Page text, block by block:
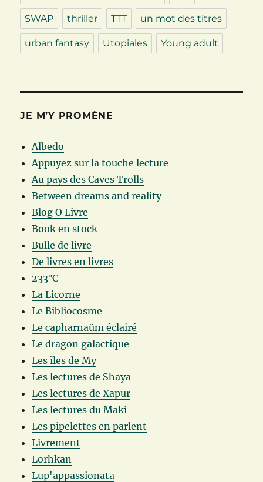
SWAP thriller TTT un mot des titres
urban fantasy Utopiales Young adult
JE M’Y PROMÈNE
Albedo
Appuyez sur la touche lecture
Au pays des Caves Trolls
Between dreams and reality
Blog O Livre
Book en stock
Bulle de livre
De livres en livres
233°C
La Licorne
Le Bibliocosme
Le capharnaüm éclairé
Le dragon galactique
Les îles de My
Les lectures de Shaya
Les lectures de Xapur
Les lectures du Maki
Les pipelettes en parlent
Livrement
Lorhkan
Lup'appassionata